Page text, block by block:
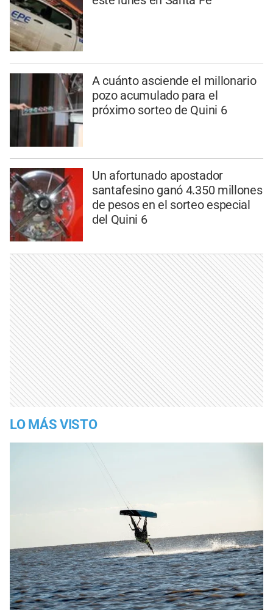
A cuánto asciende el millonario
pozo acumulado para el
próximo sorteo de Quini 6
Un afortunado apostador
santafesino ganó 4.350 millones
de pesos en el sorteo especial
del Quini 6
LO MÁS VISTO